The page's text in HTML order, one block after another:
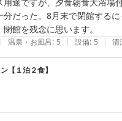
だった。8月末で閉館する
館を残念に思います。
| 温泉・お風呂: 5 | 設備: 5 | 清
【１泊２食】